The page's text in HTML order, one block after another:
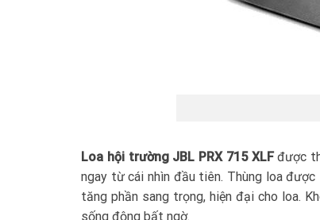
Loa hội trường JBL PRX 715 XLFđược
ngay từ cái nhìn đầu tiên. Thùng loa
tăng phần sang trọng, hiện đại cho loa.
sống động bất ngờ.